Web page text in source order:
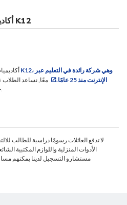
أكاديميات كاليفورنيا الافتراضية و K12
الإنترنت منذ 25 عامًا.
معًا, نساعد الطلاب
خلال التدريس الملهم والتعلم المخصص.
لا تدفع العائلات رسومًا دراسية للطالب
الأدوات المنزلية واللوازم المكتبية
مستشارو التسجيل لدينا يمكنهم